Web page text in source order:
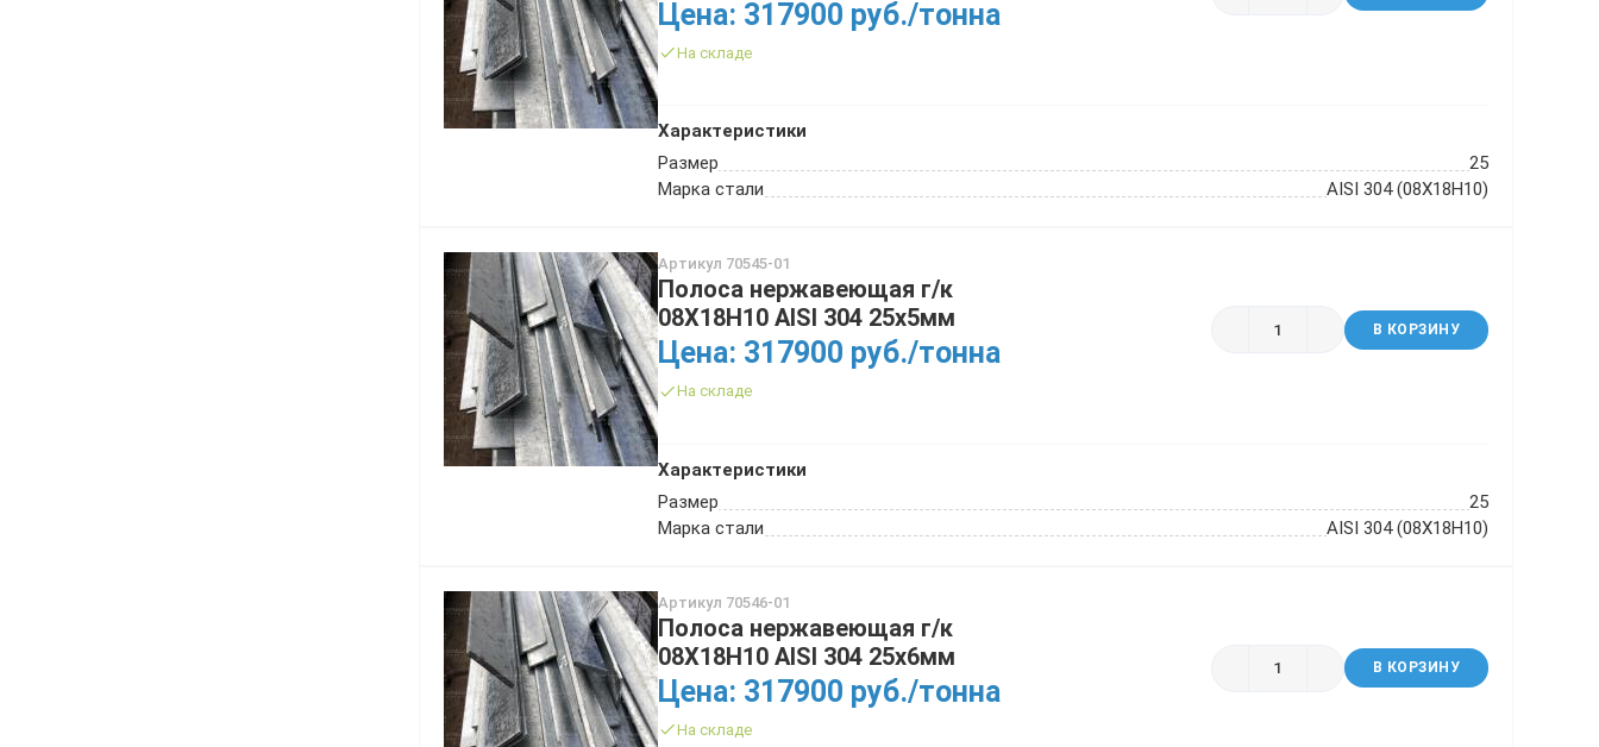
Цена: 317900 руб./тонна
На складе
Характеристики
Размер
25
Марка стали
AISI 304 (08Х18Н10)
Артикул 70545-01
Полоса нержавеющая г/к
08Х18Н10 AISI 304 25х5мм
Цена: 317900 руб./тонна
На складе
В КОРЗИНУ
Характеристики
Размер
25
Марка стали
AISI 304 (08Х18Н10)
Артикул 70546-01
Полоса нержавеющая г/к
08Х18Н10 AISI 304 25х6мм
Цена: 317900 руб./тонна
На складе
В КОРЗИНУ